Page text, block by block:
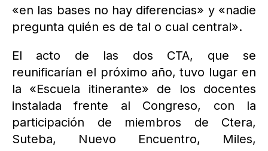
«en las bases no hay diferencias» y «nadie
pregunta quién es de tal o cual central».
El acto de las dos CTA, que se
reunificarían el próximo año, tuvo lugar en
la «Escuela itinerante» de los docentes
instalada frente al Congreso, con la
participación de miembros de Ctera,
Suteba, Nuevo Encuentro, Miles,